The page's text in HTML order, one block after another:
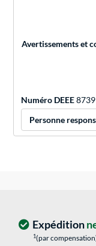
Avertissements et
Numéro DEEE
Personne
Expédition
1(par